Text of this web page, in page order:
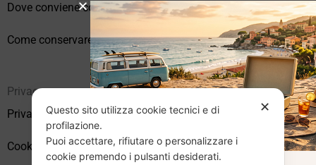
Dove conviene comprare vinili online?
Come conservare correttamente i vinili usati
Privacy
Privacy Policy
Cookie Policy (UE)
✕
Questo sito utilizza cookie tecnici e di
profilazione.
Puoi accettare, rifiutare o personalizzare i
cookie premendo i pulsanti desiderati.